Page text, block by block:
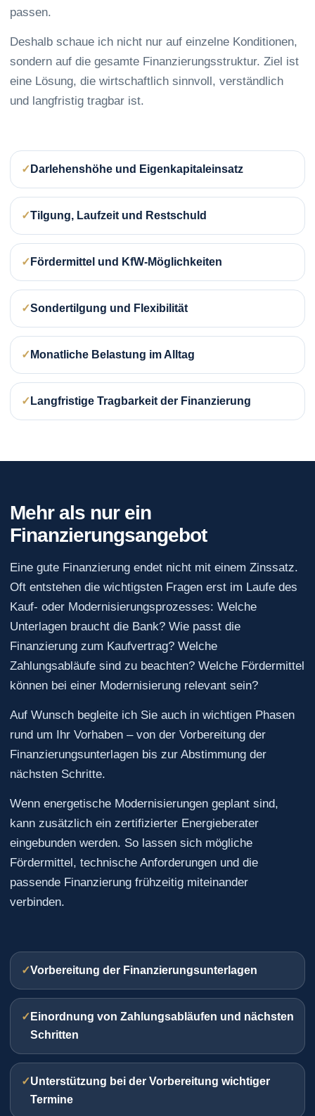
passen.
Deshalb schaue ich nicht nur auf einzelne Konditionen,
sondern auf die gesamte Finanzierungsstruktur. Ziel ist
eine Lösung, die wirtschaftlich sinnvoll, verständlich
und langfristig tragbar ist.
Darlehenshöhe und Eigenkapitaleinsatz
Tilgung, Laufzeit und Restschuld
Fördermittel und KfW-Möglichkeiten
Sondertilgung und Flexibilität
Monatliche Belastung im Alltag
Langfristige Tragbarkeit der Finanzierung
Mehr als nur ein
Finanzierungsangebot
Eine gute Finanzierung endet nicht mit einem Zinssatz.
Oft entstehen die wichtigsten Fragen erst im Laufe des
Kauf- oder Modernisierungsprozesses: Welche
Unterlagen braucht die Bank? Wie passt die
Finanzierung zum Kaufvertrag? Welche
Zahlungsabläufe sind zu beachten? Welche Fördermittel
können bei einer Modernisierung relevant sein?
Auf Wunsch begleite ich Sie auch in wichtigen Phasen
rund um Ihr Vorhaben – von der Vorbereitung der
Finanzierungsunterlagen bis zur Abstimmung der
nächsten Schritte.
Wenn energetische Modernisierungen geplant sind,
kann zusätzlich ein zertifizierter Energieberater
eingebunden werden. So lassen sich mögliche
Fördermittel, technische Anforderungen und die
passende Finanzierung frühzeitig miteinander
verbinden.
Vorbereitung der Finanzierungsunterlagen
Einordnung von Zahlungsabläufen und nächsten
Schritten
Unterstützung bei der Vorbereitung wichtiger
Termine